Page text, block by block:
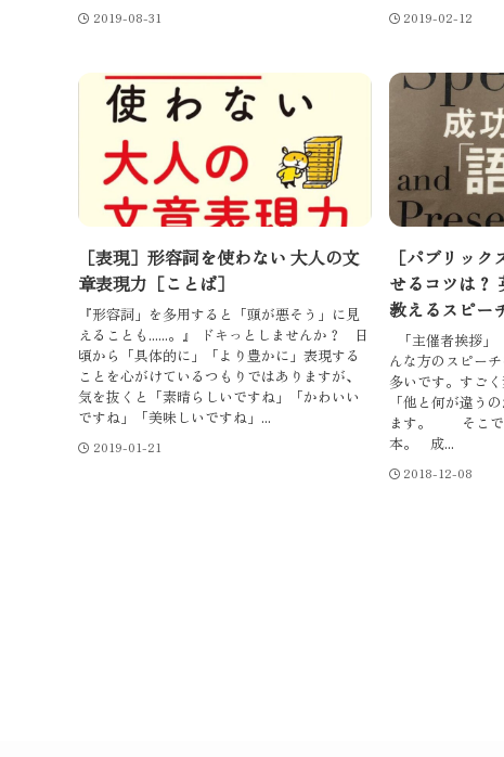
2019-08-31 2019-02-12
［表現］形容詞を使わない 大人の文
章表現力［ことば］
『形容詞」を多用すると「頭が悪そう」に見
えることも......。』 ドキっとしませんか？ 日
頃から「具体的に」「より豊かに」表現する
ことを心がけているつもりではありますが、
気を抜くと「素晴らしいですね」「かわいい
ですね」「美味しいですね」...
2019-01-21
［パブリッ
せるコツは？
教えるスピー
「主催者挨拶」
んな方のスピー
多いです。すご
「他と何が違う
ます。 そこで
本。 成...
2018-12-08